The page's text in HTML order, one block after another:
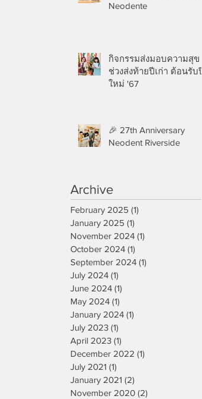
Neodente
กิจกรรมส่งมอบความสุข
ช่วงส่งท้ายปีเก่า ต้อนรับปี
ใหม่ '67
🎉 27th Anniversary
Neodent Riverside
Archive
February 2025 (1)
January 2025 (1)
November 2024 (1)
October 2024 (1)
September 2024 (1)
July 2024 (1)
June 2024 (1)
May 2024 (1)
January 2024 (1)
July 2023 (1)
April 2023 (1)
December 2022 (1)
July 2021 (1)
January 2021 (2)
November 2020 (2)